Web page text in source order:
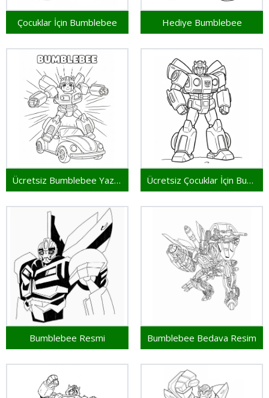
Çocuklar İçin Bumblebee Hediye Bumblebee
Ücretsiz Bumblebee Yazdırılabilir Ücretsiz Çocuklar İçin Bumblebee
Bumblebee Resmi Bumblebee Bedava Resim